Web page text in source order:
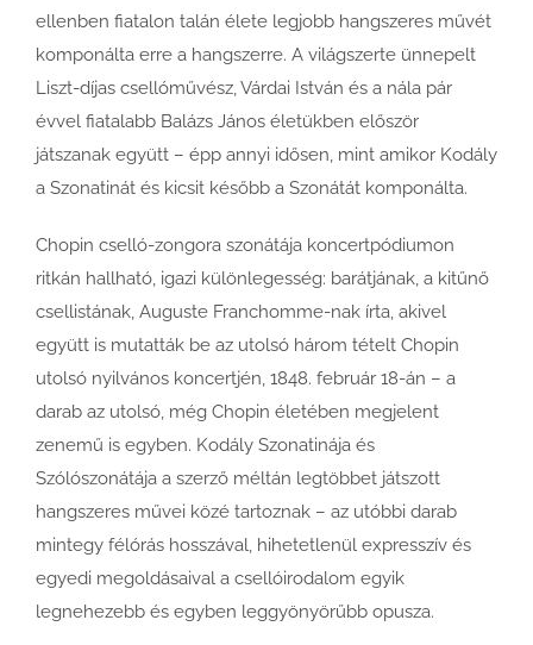
ellenben fiatalon talán élete legjobb hangszeres művét
komponálta erre a hangszerre. A világszerte ünnepelt
Liszt-díjas csellóművész, Várdai István és a nála pár
évvel fiatalabb Balázs János életükben először
játszanak együtt – épp annyi idősen, mint amikor Kodály
a Szonatinát és kicsit később a Szonátát komponálta.
Chopin cselló-zongora szonátája koncertpódiumon
ritkán hallható, igazi különlegesség: barátjának, a kitűnő
csellistának, Auguste Franchomme-nak írta, akivel
együtt is mutatták be az utolsó három tételt Chopin
utolsó nyilvános koncertjén, 1848. február 18-án – a
darab az utolsó, még Chopin életében megjelent
zenemű is egyben. Kodály Szonatinája és
Szólószonátája a szerző méltán legtöbbet játszott
hangszeres művei közé tartoznak – az utóbbi darab
mintegy félórás hosszával, hihetetlenül expresszív és
egyedi megoldásaival a csellóirodalom egyik
legnehezebb és egyben leggyönyörűbb opusza.